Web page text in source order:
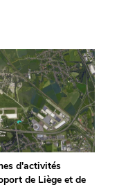
d'activités
de Liège et de